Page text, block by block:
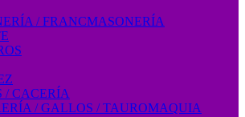
/ FRANCMASONERÍA
/ CACERÍA
/ GALLOS / TAUROMAQUIA